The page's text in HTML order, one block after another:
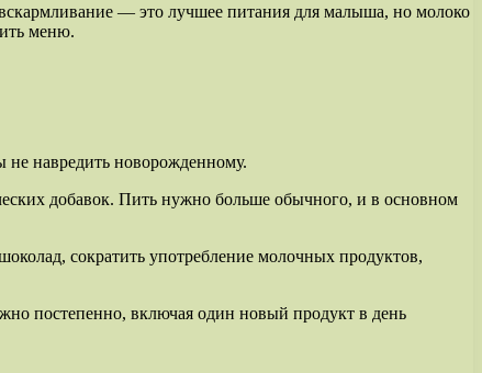
— это лучшее питания для малыша, но молоко
меню.
не навредить новорожденному.
добавок. Пить нужно больше обычного, и в основном
сократить употребление молочных продуктов,
постепенно, включая один новый продукт в день